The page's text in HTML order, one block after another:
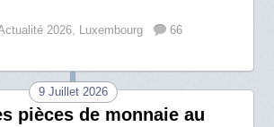
2026, Luxembourg
66
9 Juillet 2026
pièces de monnaie au